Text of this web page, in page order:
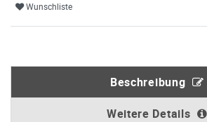
Wunschliste
Beschreibung
Weitere Details